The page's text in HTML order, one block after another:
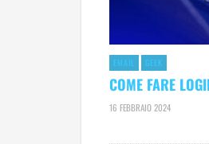
EMAIL GEEK
COME FARE
16 FEBBRAIO 2024